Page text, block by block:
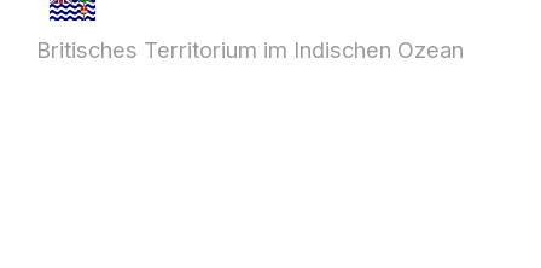
Britisches Territorium im Indischen Ozean